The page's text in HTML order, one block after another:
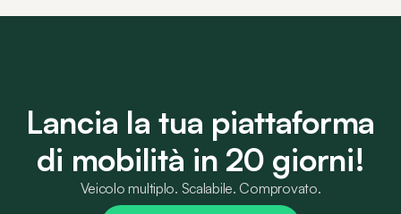
Lancia la tua piattaforma
di mobilità in 20 giorni!
Veicolo multiplo. Scalabile. Comprovato.